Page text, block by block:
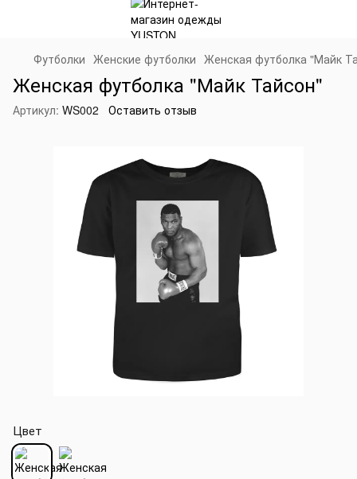
Футболки Женские футболки Женская футболка "Майк
Женская футболка "Майк Тайсон"
Артикул: WS002 Оставить отзыв
Цвет